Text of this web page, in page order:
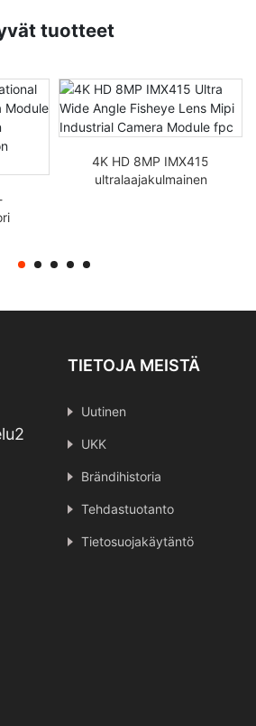
tuotteet
4K HD 8MP IMX415
ultralaajakulmainen
TIETOJA MEISTÄ
Uutinen
UKK
Brändihistoria
Tehdastuotanto
Tietosuojakäytäntö